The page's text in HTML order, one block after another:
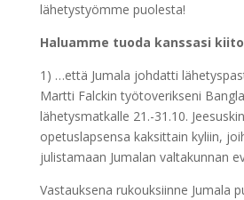
lähetystyömme puolesta!
Haluamme tuoda kanssasi
1) …että Jumala johdatti
Martti Falckin työtoverikseni
lähetysmatkalle 21.-31.10.
opetuslapsensa kaksittain kyliin,
julistamaan Jumalan valtakunnan
Vastauksena rukouksiinne Jumala